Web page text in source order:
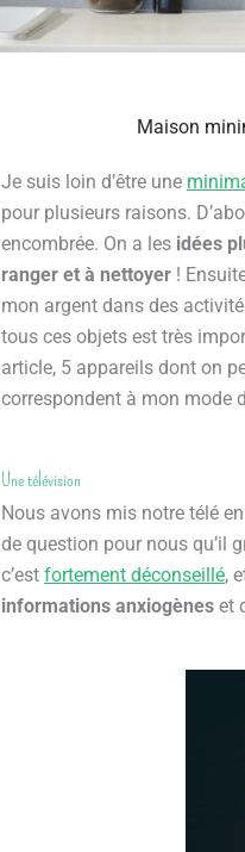
Maison
Je suis loin d’être une
pour plusieurs raisons.
encombrée. On a les idées
ranger et à nettoyer !
mon argent dans des
tous ces objets est très
article, 5 appareils dont on
correspondent à mon mode
Une télévision
Nous avons mis notre télé
de question pour nous qu’il
c’est fortement déconseillé,
informations anxiogènes et